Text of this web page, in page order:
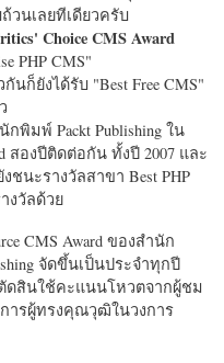
ถ้วนเลยทีเดียวครับ
Choice CMS Award
PHP CMS"
กันก็ยังได้รับ "Best Free CMS"
กพิมพ์ Packt Publishing ใน
สองปีติดต่อกัน ทั้งปี 2007 และ
ชนะรางวัลสาขา Best PHP
างวัลด้วย
CMS Award ของสำนัก
จัดขึ้นเป็นประจำทุกปี
ดสินใช้คะแนนโหวตจากผู้ชม
ารผู้ทรงคุณวุฒิในวงการ